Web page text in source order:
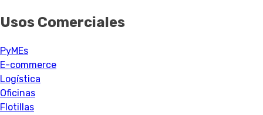
Usos Comerciales
PyMEs
E-commerce
Logística
Oficinas
Flotillas